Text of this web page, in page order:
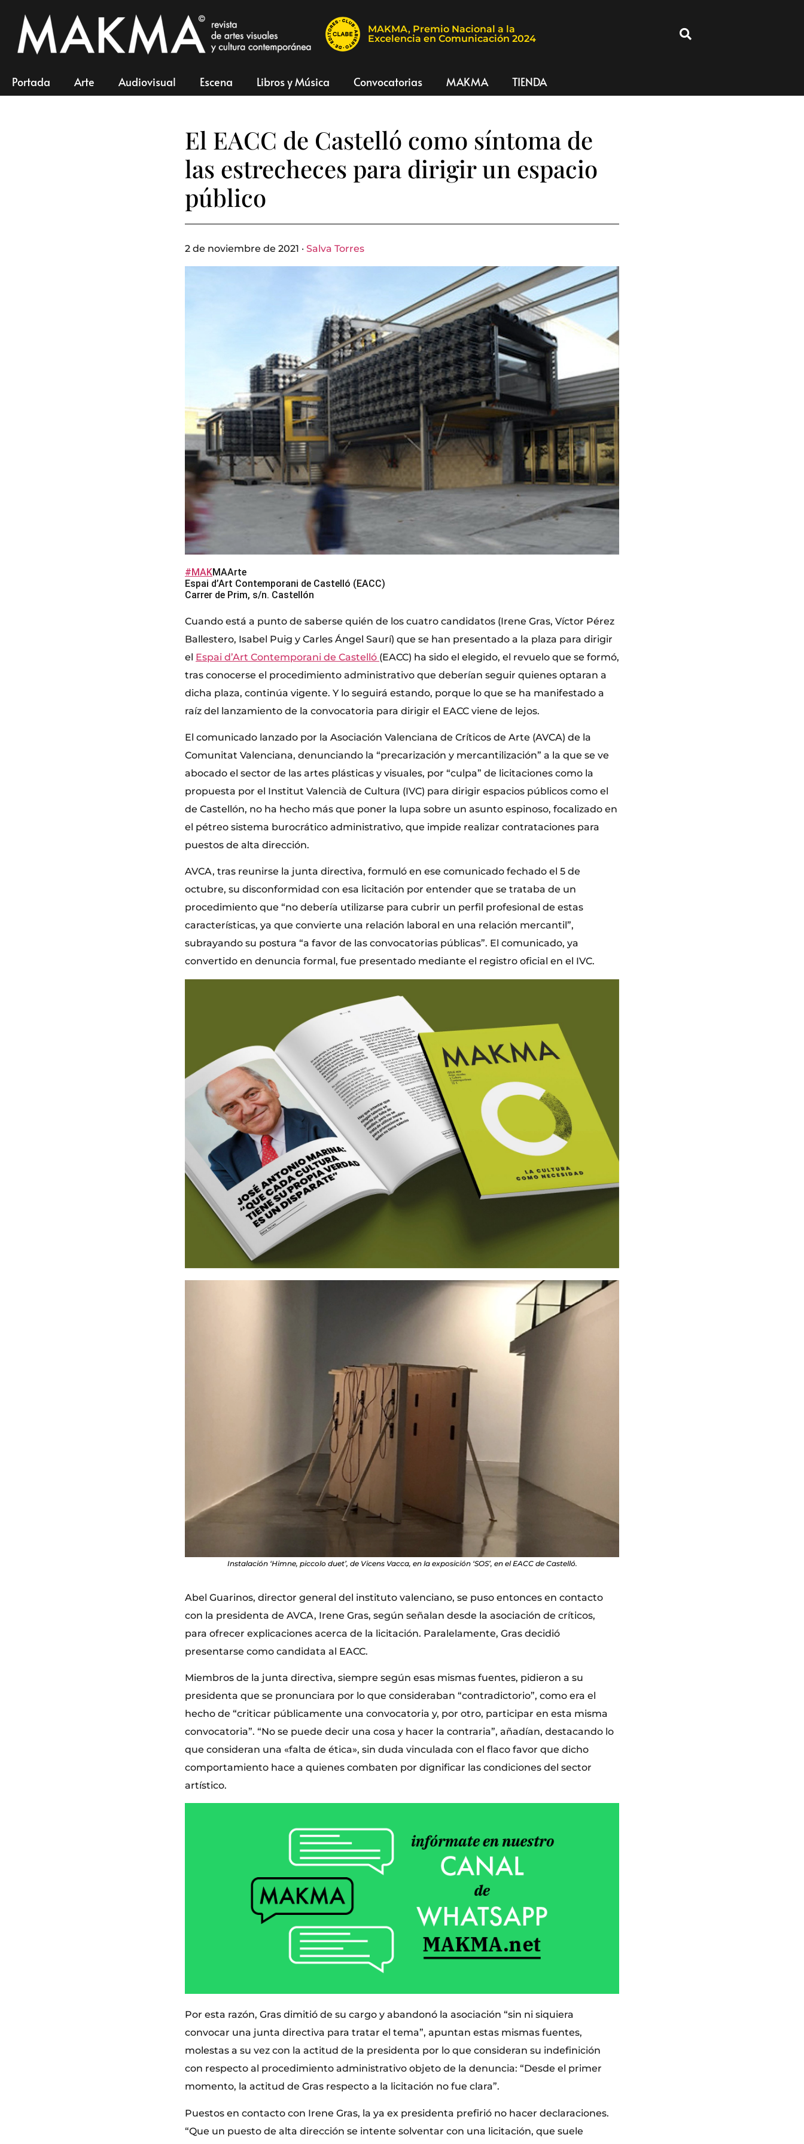
MAKMA, Premio Nacional a la
Excelencia en Comunicación 2024
Portada Arte Audiovisual Escena Libros y Música Convocatorias MAKMA TIENDA
El EACC de Castelló como síntoma de
las estrecheces para dirigir un espacio
público
2 de noviembre de 2021 · Salva Torres
#MAKMAArte
Espai d’Art Contemporani de Castelló (EACC)
Carrer de Prim, s/n. Castellón
Cuando está a punto de saberse quién de los cuatro candidatos (Irene Gras, Víctor Pérez
Ballestero, Isabel Puig y Carles Ángel Saurí) que se han presentado a la plaza para dirigir
el Espai d’Art Contemporani de Castelló (EACC) ha sido el elegido, el revuelo que se formó,
tras conocerse el procedimiento administrativo que deberían seguir quienes optaran a
dicha plaza, continúa vigente. Y lo seguirá estando, porque lo que se ha manifestado a
raíz del lanzamiento de la convocatoria para dirigir el EACC viene de lejos.
El comunicado lanzado por la Asociación Valenciana de Críticos de Arte (AVCA) de la
Comunitat Valenciana, denunciando la “precarización y mercantilización” a la que se ve
abocado el sector de las artes plásticas y visuales, por “culpa” de licitaciones como la
propuesta por el Institut Valencià de Cultura (IVC) para dirigir espacios públicos como el
de Castellón, no ha hecho más que poner la lupa sobre un asunto espinoso, focalizado en
el pétreo sistema burocrático administrativo, que impide realizar contrataciones para
puestos de alta dirección.
AVCA, tras reunirse la junta directiva, formuló en ese comunicado fechado el 5 de
octubre, su disconformidad con esa licitación por entender que se trataba de un
procedimiento que “no debería utilizarse para cubrir un perfil profesional de estas
características, ya que convierte una relación laboral en una relación mercantil”,
subrayando su postura “a favor de las convocatorias públicas”. El comunicado, ya
convertido en denuncia formal, fue presentado mediante el registro oficial en el IVC.
Instalación ‘Himne, piccolo duet’, de Vicens Vacca, en la exposición ‘SOS’, en el EACC de Castelló.
Abel Guarinos, director general del instituto valenciano, se puso entonces en contacto
con la presidenta de AVCA, Irene Gras, según señalan desde la asociación de críticos,
para ofrecer explicaciones acerca de la licitación. Paralelamente, Gras decidió
presentarse como candidata al EACC.
Miembros de la junta directiva, siempre según esas mismas fuentes, pidieron a su
presidenta que se pronunciara por lo que consideraban “contradictorio”, como era el
hecho de “criticar públicamente una convocatoria y, por otro, participar en esta misma
convocatoria”. “No se puede decir una cosa y hacer la contraria”, añadían, destacando lo
que consideran una «falta de ética», sin duda vinculada con el flaco favor que dicho
comportamiento hace a quienes combaten por dignificar las condiciones del sector
artístico.
Por esta razón, Gras dimitió de su cargo y abandonó la asociación “sin ni siquiera
convocar una junta directiva para tratar el tema”, apuntan estas mismas fuentes,
molestas a su vez con la actitud de la presidenta por lo que consideran su indefinición
con respecto al procedimiento administrativo objeto de la denuncia: “Desde el primer
momento, la actitud de Gras respecto a la licitación no fue clara”.
Puestos en contacto con Irene Gras, la ya ex presidenta prefirió no hacer declaraciones.
“Que un puesto de alta dirección se intente solventar con una licitación, que suele